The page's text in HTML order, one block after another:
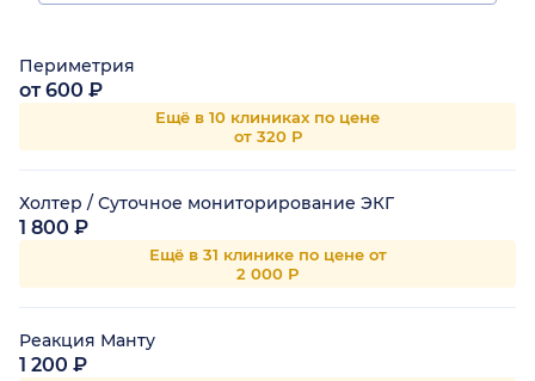
Периметрия
от 600 ₽
Ещё в 10 клиниках по цене
от 320 Р
Холтер / Суточное мониторирование ЭКГ
1 800 ₽
Ещё в 31 клинике по цене от
2 000 Р
Реакция Манту
1 200 ₽